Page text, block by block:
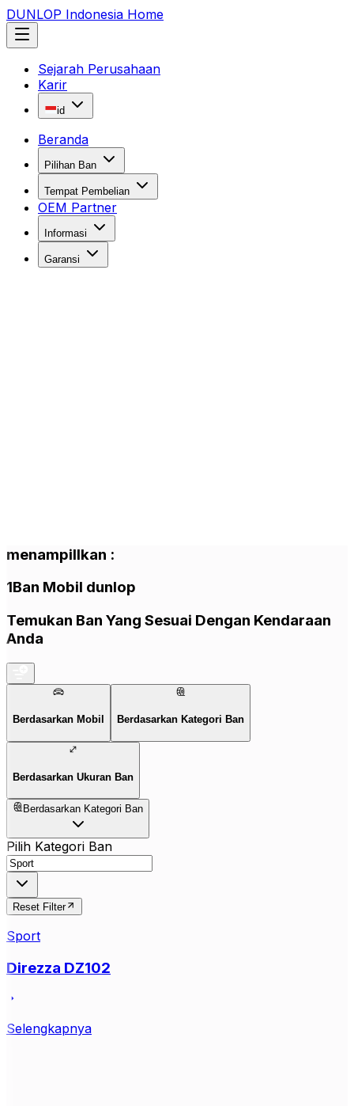
DUNLOP Indonesia Home
Sejarah Perusahaan
Karir
id
Beranda
Pilihan Ban
Tempat Pembelian
OEM Partner
Informasi
Garansi
menampillkan :
1Ban Mobil dunlop
Temukan Ban Yang Sesuai Dengan Kendaraan
Anda
Berdasarkan Mobil Berdasarkan Kategori Ban
Berdasarkan Ukuran Ban
Berdasarkan Kategori Ban
Pilih Kategori Ban
Reset Filter
Sport
Direzza DZ102
Selengkapnya